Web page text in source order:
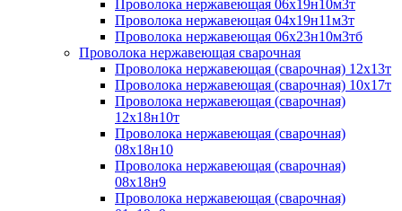
Проволока нержавеющая 06х19н10м3т
Проволока нержавеющая 04х19н11м3т
Проволока нержавеющая 06х23н10м3тб
Проволока нержавеющая сварочная
Проволока нержавеющая (сварочная) 12х13т
Проволока нержавеющая (сварочная) 10х17т
Проволока нержавеющая (сварочная)
12х18н10т
Проволока нержавеющая (сварочная)
08х18н10
Проволока нержавеющая (сварочная)
08х18н9
Проволока нержавеющая (сварочная)